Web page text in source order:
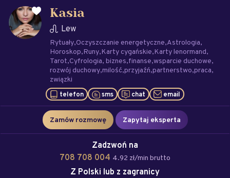
Kasia
Lew
Rytuały Oczyszczanie energetyczne Astrologia
Horoskop Runy Karty cygańskie Karty lenormand
Tarot Cyfrologia biznes finanse wsparcie duchowe
rozwój duchowy milość przyjaźń partnerstwo praca
związki
telefon sms chat email
Zamów rozmowę Zapytaj eksperta
Zadzwoń na
708 708 004 4.92 zł/min brutto
Z Polski lub z zagranicy